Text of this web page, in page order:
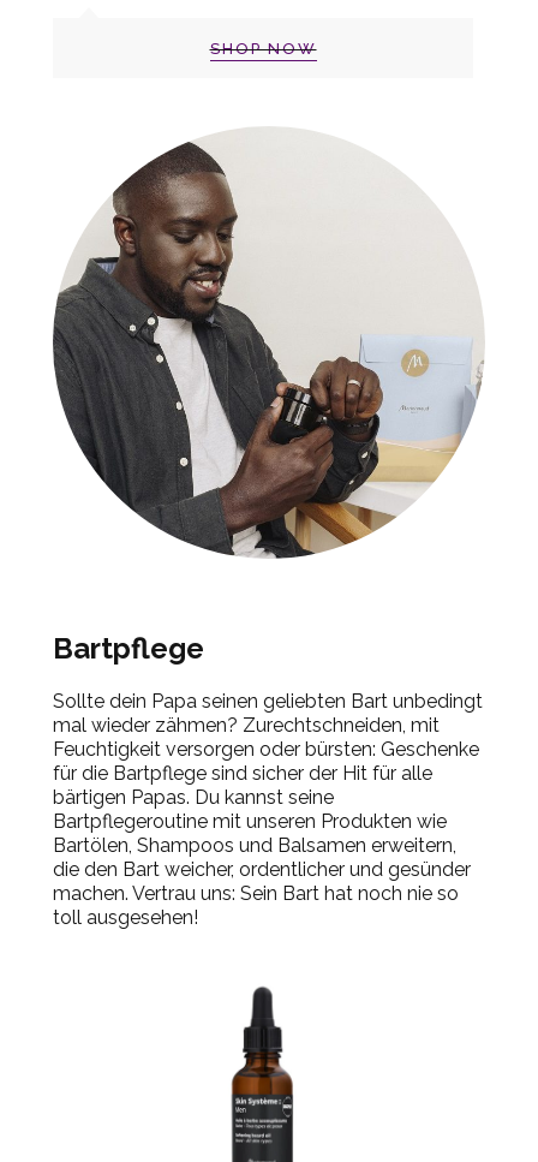
SHOP NOW
Bartpflege
Sollte dein Papa seinen geliebten Bart unbedingt
mal wieder zähmen? Zurechtschneiden, mit
Feuchtigkeit versorgen oder bürsten: Geschenke
für die Bartpflege sind sicher der Hit für alle
bärtigen Papas. Du kannst seine
Bartpflegeroutine mit unseren Produkten wie
Bartölen, Shampoos und Balsamen erweitern,
die den Bart weicher, ordentlicher und gesünder
machen. Vertrau uns: Sein Bart hat noch nie so
toll ausgesehen!